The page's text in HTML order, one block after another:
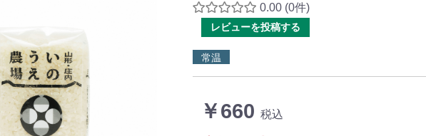
0.00 (0件)
レビューを投稿する
常温
￥660 税込